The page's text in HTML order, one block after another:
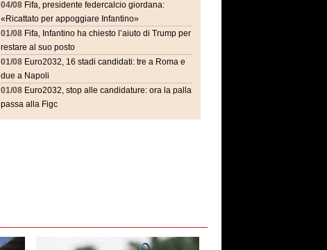
04/08 Fifa, presidente federcalcio giordana:
«Ricattato per appoggiare Infantino»
01/08 Fifa, Infantino ha chiesto l’aiuto di Trump per
restare al suo posto
01/08 Euro2032, 16 stadi candidati: tre a Roma e
due a Napoli
01/08 Euro2032, stop alle candidature: ora la palla
passa alla Figc